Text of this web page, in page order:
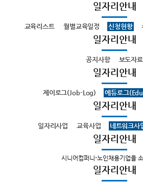
일자리안내
교육리스트 월별교육일정 신청현황
일자리안내
공지사항 보도자료
일자리안내
제이로그(Job-Log) 에듀로그
일자리안내
일자리사업 교육사업 네트워크사
일자리안내
시니어컴퍼니-노인채용기업을
일자리안내